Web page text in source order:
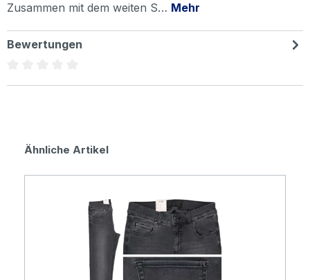
Zusammen mit dem weiten S… Mehr
Bewertungen
Produktgalerie überspringen
Ähnliche Artikel